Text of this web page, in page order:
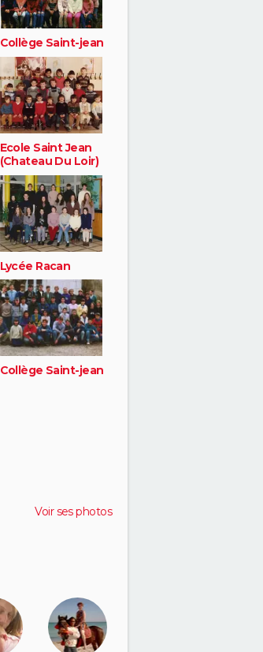
Collège Saint-jean
Ecole Saint Jean
(Chateau Du Loir)
Lycée Racan
Collège Saint-jean
Voir ses photos